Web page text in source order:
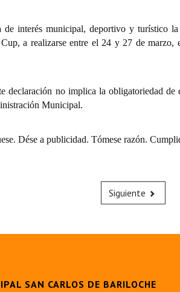
de interés municipal, deportivo y turístico
a realizarse entre el 24 y 27 de marzo,
declaración no implica la obligatoriedad de
Municipal.
Dése a publicidad. Tómese razón.
Siguiente
SAN CARLOS DE BARILOCHE